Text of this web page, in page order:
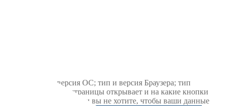
тип и версия ОС; тип и версия Браузера; тип
и Браузера; какие страницы открывает и на какие кнопки
и обзоров. Если вы не хотите, чтобы ваши данные